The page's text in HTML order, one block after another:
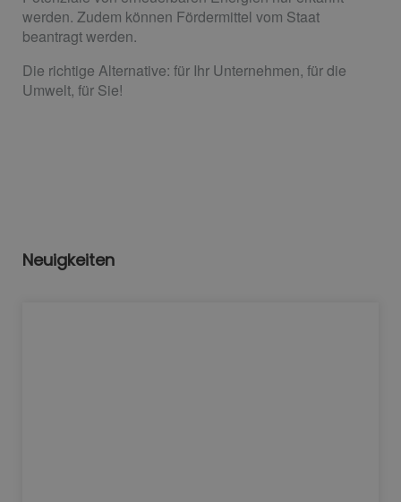
werden. Zudem können Fördermittel vom Staat
beantragt werden.
Die richtige Alternative: für Ihr Unternehmen, für die
Umwelt, für Sie!
Neuigkeiten